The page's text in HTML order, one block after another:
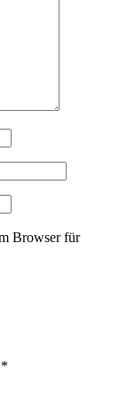
Browser für
*